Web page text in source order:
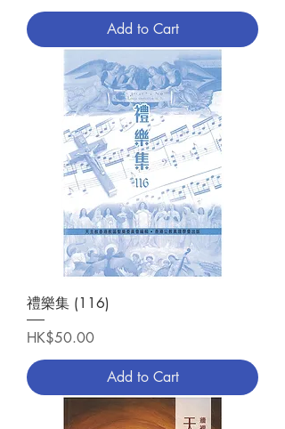
Add to Cart
禮樂集 (116)
Price
HK$50.00
Add to Cart